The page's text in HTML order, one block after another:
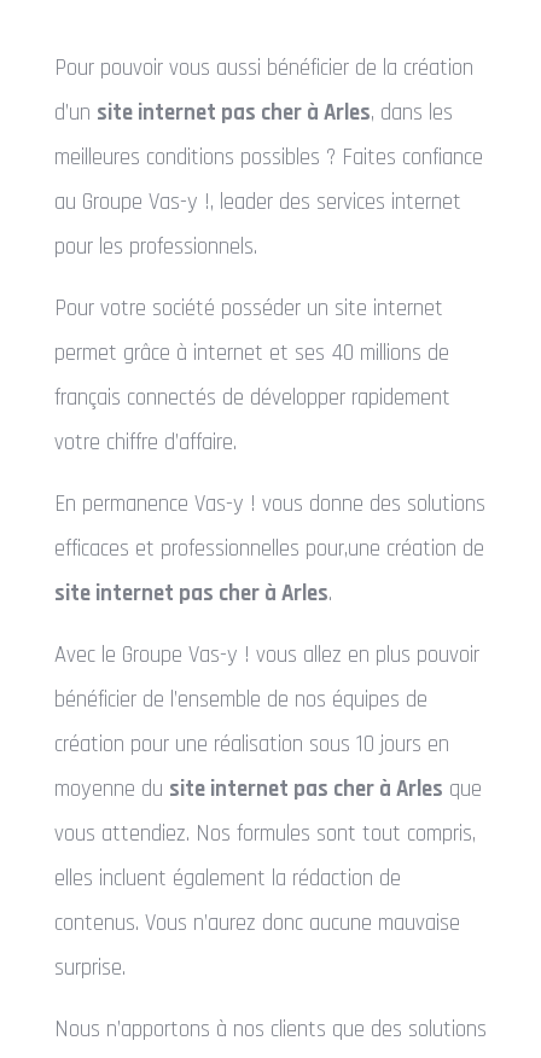
Pour pouvoir vous aussi bénéficier de la création
d’un site internet pas cher à Arles, dans les
meilleures conditions possibles ? Faites confiance
au Groupe Vas-y !, leader des services internet
pour les professionnels.
Pour votre société posséder un site internet
permet grâce à internet et ses 40 millions de
français connectés de développer rapidement
votre chiffre d’affaire.
En permanence Vas-y ! vous donne des solutions
efficaces et professionnelles pour,une création de
site internet pas cher à Arles.
Avec le Groupe Vas-y ! vous allez en plus pouvoir
bénéficier de l’ensemble de nos équipes de
création pour une réalisation sous 10 jours en
moyenne du site internet pas cher à Arles que
vous attendiez. Nos formules sont tout compris,
elles incluent également la rédaction de
contenus. Vous n’aurez donc aucune mauvaise
surprise.
Nous n’apportons à nos clients que des solutions